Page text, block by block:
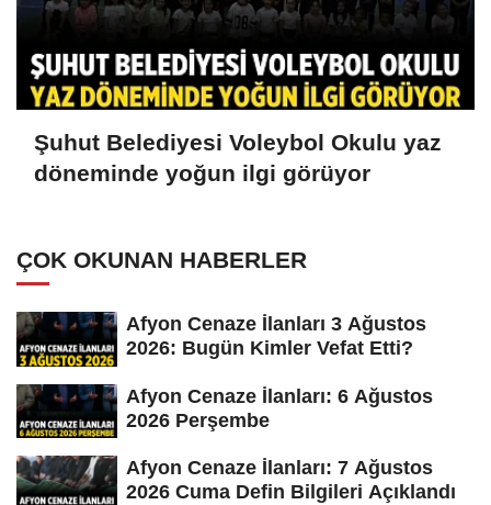
Şuhut Belediyesi Voleybol Okulu yaz
döneminde yoğun ilgi görüyor
ÇOK OKUNAN HABERLER
Afyon Cenaze İlanları 3 Ağustos
2026: Bugün Kimler Vefat Etti?
Afyon Cenaze İlanları: 6 Ağustos
2026 Perşembe
Afyon Cenaze İlanları: 7 Ağustos
2026 Cuma Defin Bilgileri Açıklandı